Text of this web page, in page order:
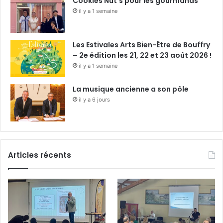
il y a 1 semaine
Les Estivales Arts Bien-Être de Bouffry
– 2e édition les 21, 22 et 23 août 2026 !
il y a 1 semaine
La musique ancienne a son pôle
il y a 6 jours
Articles récents